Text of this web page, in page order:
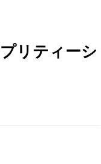
リティーシ